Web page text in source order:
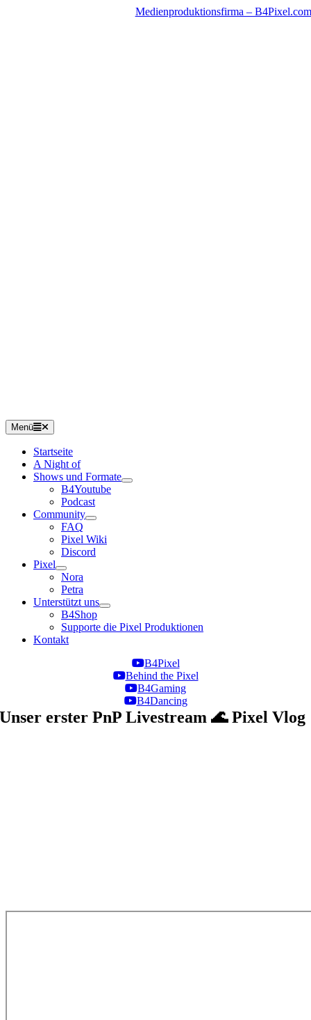
Medienproduktionsfirma – B4Pixel.com
Menü
Startseite
A Night of
Shows und Formate
B4Youtube
Podcast
Community
FAQ
Pixel Wiki
Discord
Pixel
Nora
Petra
Unterstützt uns
B4Shop
Supporte die Pixel Produktionen
Kontakt
B4Pixel
Behind the Pixel
B4Gaming
B4Dancing
Unser erster PnP Livestream 🌊 Pixel Vlog